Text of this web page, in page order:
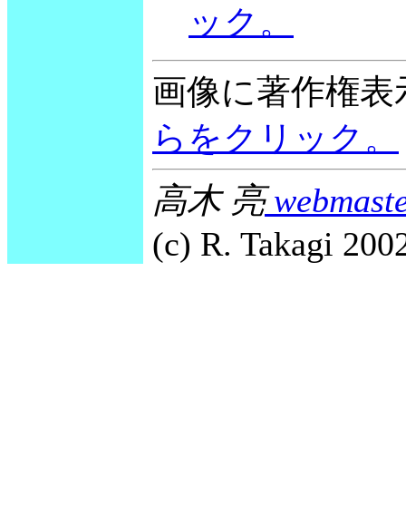
ック。
画像に著作権
らをクリック。
高木 亮
(c) R. Takagi